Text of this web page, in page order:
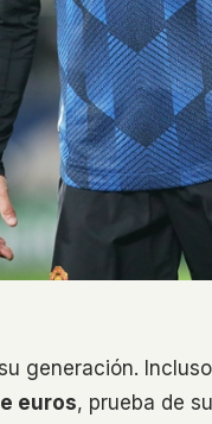
generación.
euros, prueba de